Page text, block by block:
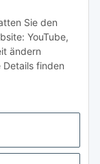
Sie den
YouTube,
ändern
finden